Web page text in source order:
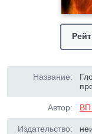
Название:
Автор:
Издательство: